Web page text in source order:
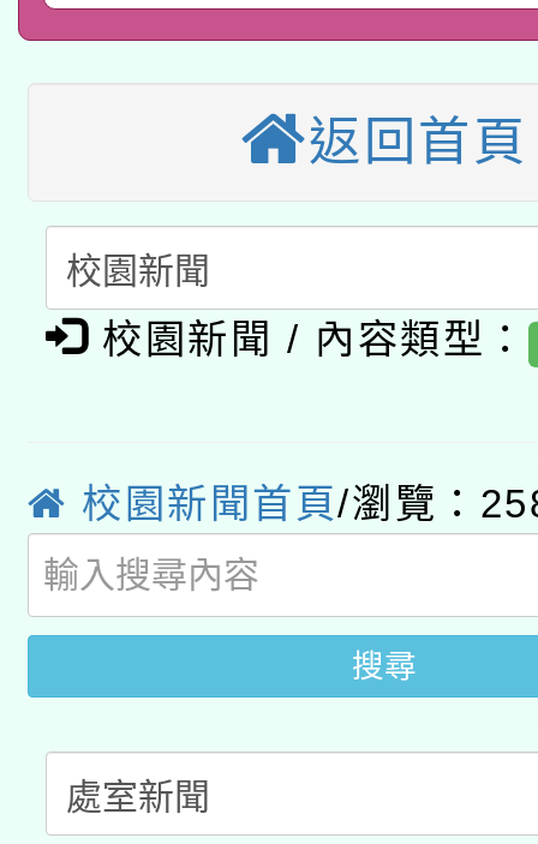
年度健康促進學校輔導
業成長研習」實施計畫
暨閱讀推動專業研習
科技賦能─人工智慧
礎課程
A3數位素養講師名單
「數位內容與教學軟
pilot」
有關大陸委員會函釋公
薪期間赴陸應申請許可
轉知經濟部水利署委託
業技術研究院辦理「
115年8月22日(星期六
關事宜
轉知教育部國民及學前
國立臺灣師範大學辦理
年度健康促進學校輔導
業成長研習」實施計畫
返回首頁
校園新聞 / 內容類型：
校園新聞首頁/瀏覽：
搜尋